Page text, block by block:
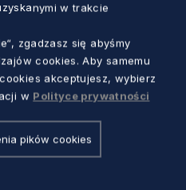
w trakcie
zgadzasz się abyśmy
cookies. Aby samemu
akceptujesz, wybierz
w Polityce prywatności
pików cookies